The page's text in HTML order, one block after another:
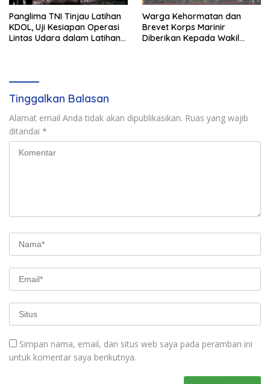
Panglima TNI Tinjau Latihan
KDOL, Uji Kesiapan Operasi
Lintas Udara dalam Latihan
Warga Kehormatan dan
Brevet Korps Marinir
Diberikan Kepada Wakil
Tinggalkan Balasan
Alamat email Anda tidak akan dipublikasikan. Ruas yang wajib
ditandai *
Simpan nama, email, dan situs web saya pada peramban ini
untuk komentar saya berikutnya.